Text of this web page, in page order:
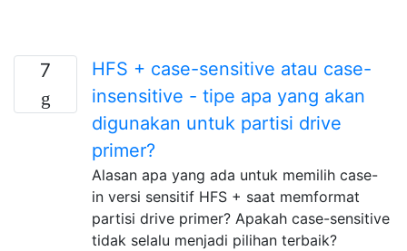
7
HFS + case-sensitive atau case-
insensitive - tipe apa yang akan
digunakan untuk partisi drive
primer?
Alasan apa yang ada untuk memilih case-
in versi sensitif HFS + saat memformat
partisi drive primer? Apakah case-sensitive
tidak selalu menjadi pilihan terbaik?